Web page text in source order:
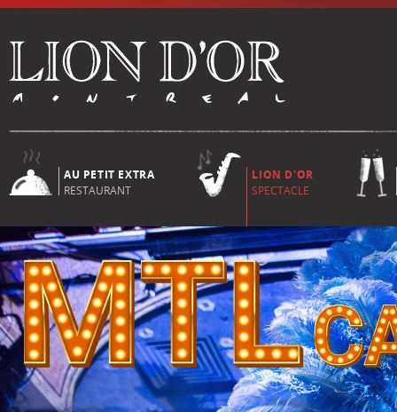
AU PETIT EXTRA
RESTAURANT
LION D'OR
SPECTACLE